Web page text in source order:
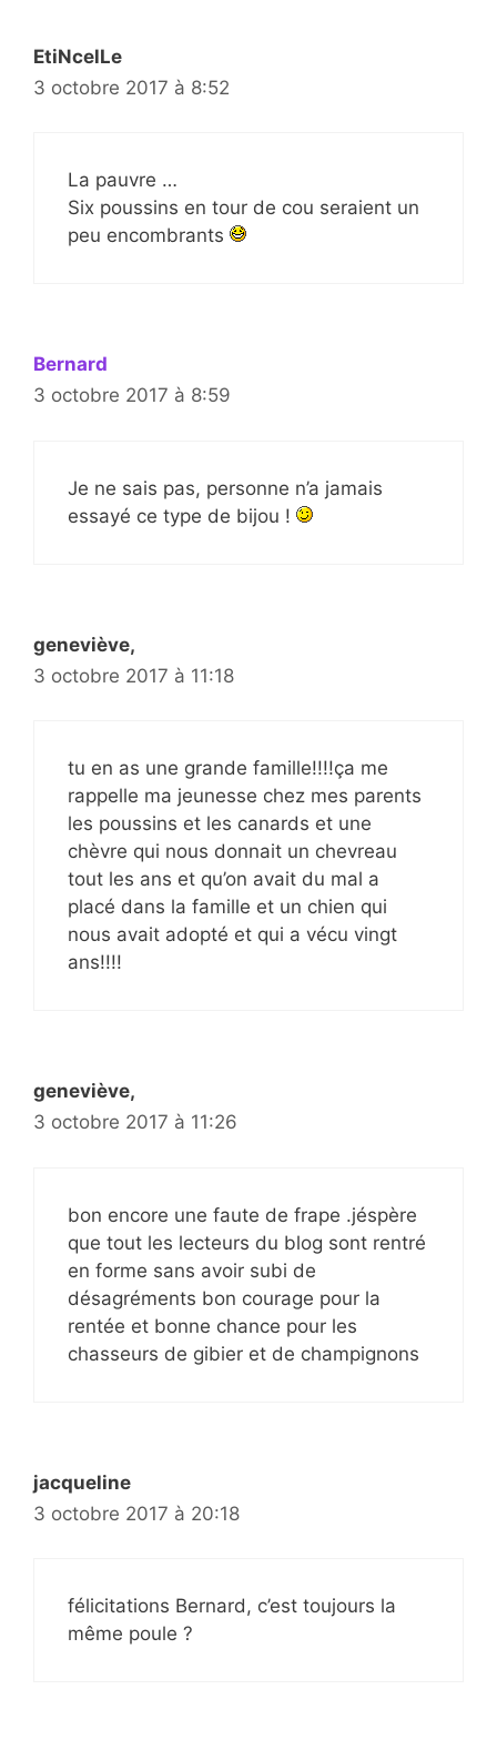
EtiNcelLe
3 octobre 2017 à 8:52
La pauvre …
Six poussins en tour de cou seraient un
peu encombrants
Bernard
3 octobre 2017 à 8:59
Je ne sais pas, personne n’a jamais
essayé ce type de bijou !
geneviève,
3 octobre 2017 à 11:18
tu en as une grande famille!!!!ça me
rappelle ma jeunesse chez mes parents
les poussins et les canards et une
chèvre qui nous donnait un chevreau
tout les ans et qu’on avait du mal a
placé dans la famille et un chien qui
nous avait adopté et qui a vécu vingt
ans!!!!
geneviève,
3 octobre 2017 à 11:26
bon encore une faute de frape .jéspère
que tout les lecteurs du blog sont rentré
en forme sans avoir subi de
désagréments bon courage pour la
rentée et bonne chance pour les
chasseurs de gibier et de champignons
jacqueline
3 octobre 2017 à 20:18
félicitations Bernard, c’est toujours la
même poule ?